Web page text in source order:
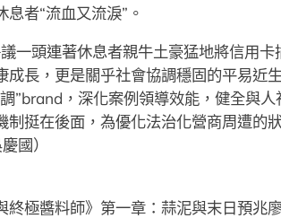
息者“流血又流淚”。
一頭連著休息者親牛土豪猛地將信用
成長，更是關乎社會協調穩固的平易近
”brand，深化案例領導效能，健全與
制挺在後面，為優化法治化營商周遭的
國）
終極醬料師》第一章：蒜泥與末日預兆